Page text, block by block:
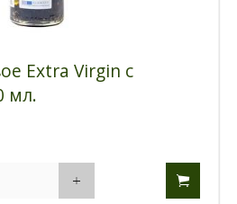
Extra Virgin с
мл.